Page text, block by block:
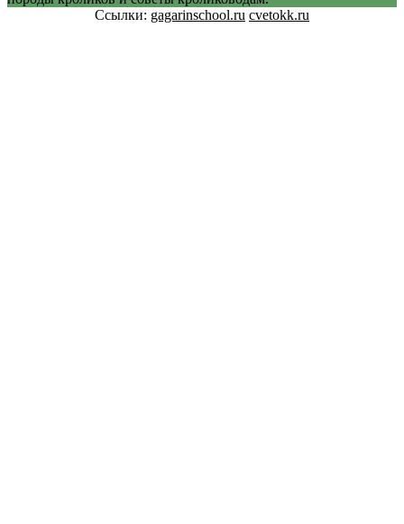
Ссылки: gagarinschool.ru cvetokk.ru